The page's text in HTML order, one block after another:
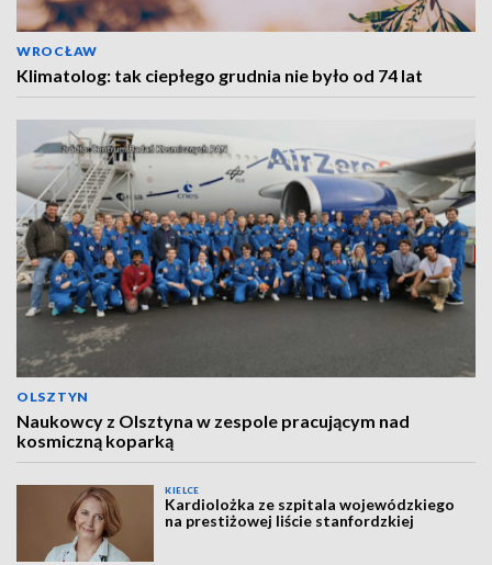
WROCŁAW
Klimatolog: tak ciepłego grudnia nie było od 74 lat
OLSZTYN
Naukowcy z Olsztyna w zespole pracującym nad
kosmiczną koparką
KIELCE
Kardiolożka ze szpitala wojewódzkiego
na prestiżowej liście stanfordzkiej